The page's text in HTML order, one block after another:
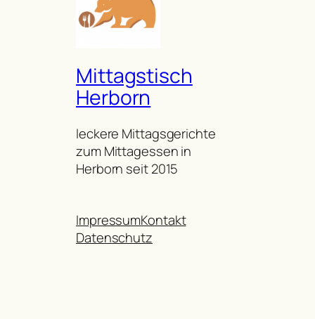
Mittagstisch
Herborn
leckere Mittagsgerichte
zum Mittagessen in
Herborn seit 2015
ImpressumKontakt
Datenschutz